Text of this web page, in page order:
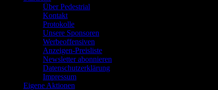
Über Pedestrial
Kontakt
Protokolle
Unsere Sponsoren
Werbeoffensiven
Anzeigen-Preisliste
Newsletter abonnieren
Datenschutzerklärung
Impressum
Eigene Aktionen